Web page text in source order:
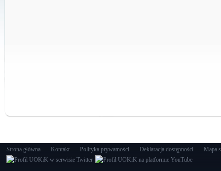
Strona główna Kontakt Polityka prywatności Deklaracja dostępności Mapa